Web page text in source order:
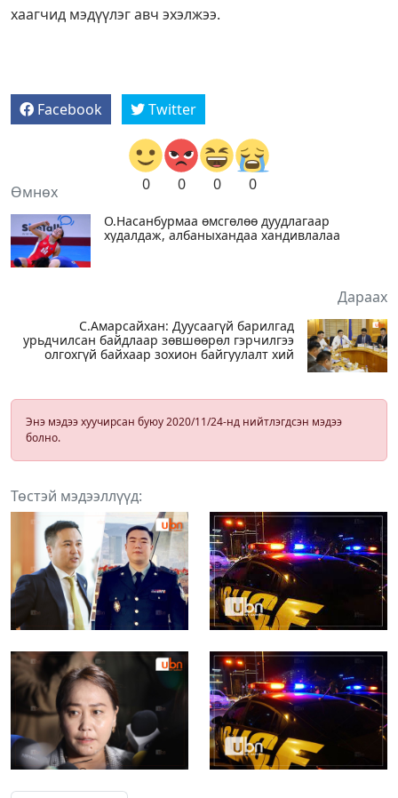
хаагчид мэдүүлэг авч эхэлжээ.
Facebook Twitter
0 0 0 0
Өмнөх
О.Насанбурмаа өмсгөлөө дуудлагаар
худалдаж, албаныхандаа хандивлалаа
Дараах
С.Амарсайхан: Дуусаагүй барилгад
урьдчилсан байдлаар зөвшөөрөл гэрчилгээ
олгохгүй байхаар зохион байгуулалт хий
Энэ мэдээ хуучирсан буюу 2020/11/24-нд нийтлэгдсэн мэдээ
болно.
Төстэй мэдээллүүд: